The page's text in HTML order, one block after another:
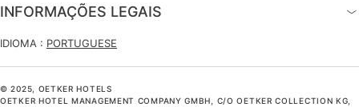
INFORMAÇÕES LEGAIS
IDIOMA : PORTUGUESE
© 2025, OETKER HOTELS
OETKER HOTEL MANAGEMENT COMPANY GMBH, C/O OETKER COLLECTION KG,